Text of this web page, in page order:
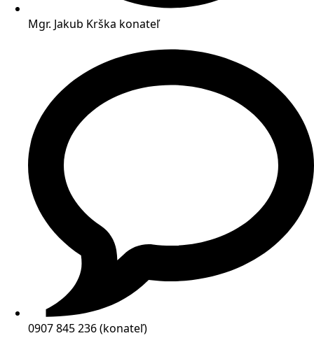
Mgr. Jakub Krška konateľ
0907 845 236 (konateľ)